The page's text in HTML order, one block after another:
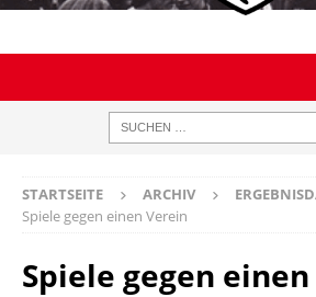
STARTSEITE ARCHIV
Spiele gegen einen Verein
Spiele gegen